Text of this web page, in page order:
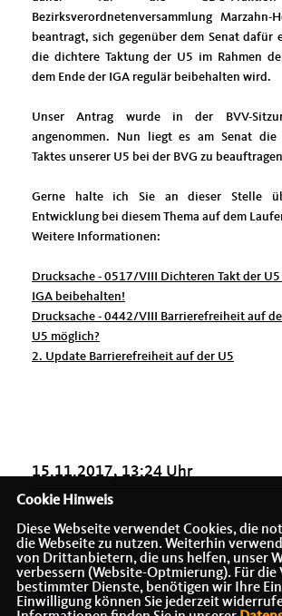
Bezirksverordnetenversammlung Marzahn-
beantragt, sich gegenüber dem Senat dafür
die dichtere Taktung der U5 im Rahmen
dem Ende der IGA regulär beibehalten wird.
Unser Antrag wurde in der BVV-
angenommen. Nun liegt es am Senat die
Taktes unserer U5 bei der BVG zu
Gerne halte ich Sie an dieser Stelle
Entwicklung bei diesem Thema auf dem
Weitere Informationen:
Drucksache - 0517/VIII Dichteren Takt der
IGA beibehalten!
Drucksache - 0442/VIII Barrierefreiheit auf
U5 möglich?
2. Update Barrierefreiheit auf der U5
15.11.2017, 13:24 Uhr
Cookie Hinweis
Diese Webseite verwendet Cookies, die
die Webseite zu nutzen. Weiterhin
von Drittanbietern, die uns helfen, unser
verbessern (Website-Optmierung). Für die
bestimmter Dienste, benötigen wir Ihre
Einwilligung können Sie jederzeit